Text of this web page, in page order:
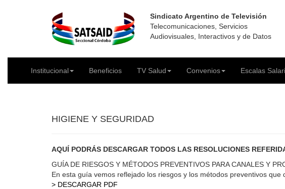
Sindicato Argentino de Televisión
Telecomunicaciones, Servicios
Audiovisuales, Interactivos y de Datos
Institucional Beneficios TV Salud Convenios Escalas
HIGIENE Y SEGURIDAD
AQUÍ PODRÁS DESCARGAR TODOS LAS RESOLUCIONES
GUÍA DE RIESGOS Y MÉTODOS PREVENTIVOS PARA CANALES Y
En esta guía vemos reflejado los riesgos y los métodos preventivos
> DESCARGAR PDF